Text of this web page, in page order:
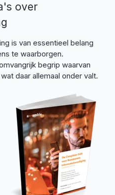
over
is van essentieel belang
te waarborgen.
begrip waarvan
daar allemaal onder valt.